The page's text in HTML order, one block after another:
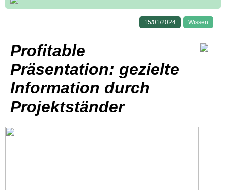
15/01/2024 Wissen
Profitable
Präsentation: gezielte
Information durch
Projektständer